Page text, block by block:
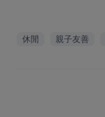
休閒 親子友善